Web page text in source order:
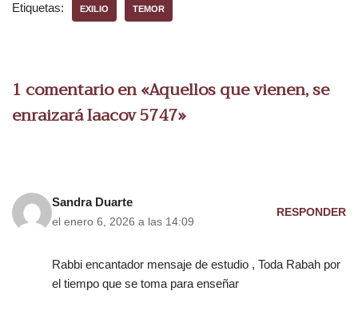
o
a
u
Etiquetas: EXILIO TEMOR
1 comentario en «Aquellos que vienen, se
enraizará Iaacov 5747»
Sandra Duarte
el enero 6, 2026 a las 14:09
RESPONDER
Rabbi encantador mensaje de estudio , Toda Rabah por
el tiempo que se toma para enseñar